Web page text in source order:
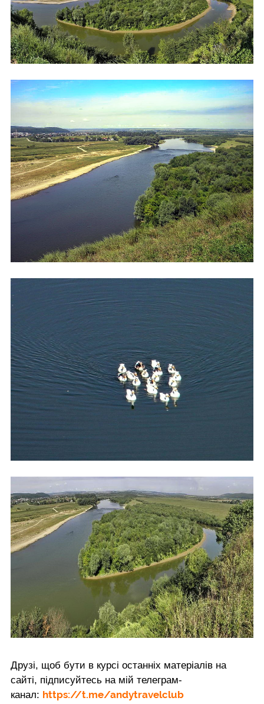
Друзі, щоб бути в курсі останніх матеріалів на
сайті, підписуйтесь на мій телеграм-
канал: https://t.me/andytravelclub